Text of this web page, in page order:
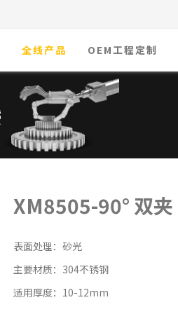
全线产品 OEM工程定制
XM8505-90° 双夹
表面处理：砂光
主要材质：304不锈钢
适用厚度：10-12mm